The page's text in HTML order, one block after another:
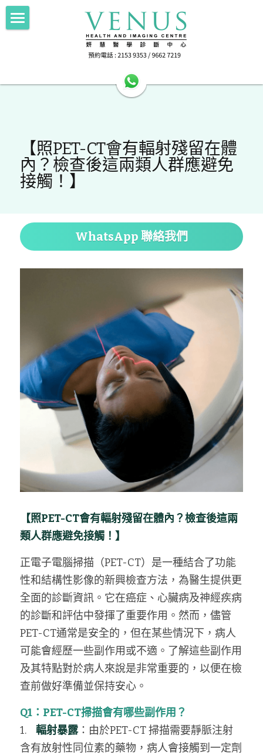
Scan for Hope 送暖計劃
電腦斷層掃描 256 Slice CT
磁力共振掃描 1.5T MRI
超聲波掃描 Ultrasound
子宮輸卵管造影檢查 Hysterosalpingogram
骨質密度檢查 DEXA Bone Density
X光檢查 X Ray
FNA/Biopsy 抽取組織
抽取乳房組織 Breast Intervention
Doctor's Area 醫生專區
Female screening 女士健康篩查
自我乳房檢查 Be your Breast Friend
Contact Us 聯絡我們
【照PET-CT會有輻射殘留在體
內？檢查後這兩類人群應避免
接觸！】
WhatsApp 聯絡我們
【照PET-CT會有輻射殘留在體內？檢查後這兩
類人群應避免接觸！】
正電子電腦掃描（PET-CT）是一種結合了功能
性和結構性影像的新興檢查方法，為醫生提供更
全面的診斷資訊。它在癌症、心臟病及神經疾病
的診斷和評估中發揮了重要作用。然而，儘管
PET-CT通常是安全的，但在某些情況下，病人
可能會經歷一些副作用或不適。了解這些副作用
及其特點對於病人來說是非常重要的，以便在檢
查前做好準備並保持安心。
Q1：PET-CT掃描會有哪些副作用？
1. 輻射暴露：由於PET-CT 掃描需要靜脈注射
含有放射性同位素的藥物，病人會接觸到一定劑